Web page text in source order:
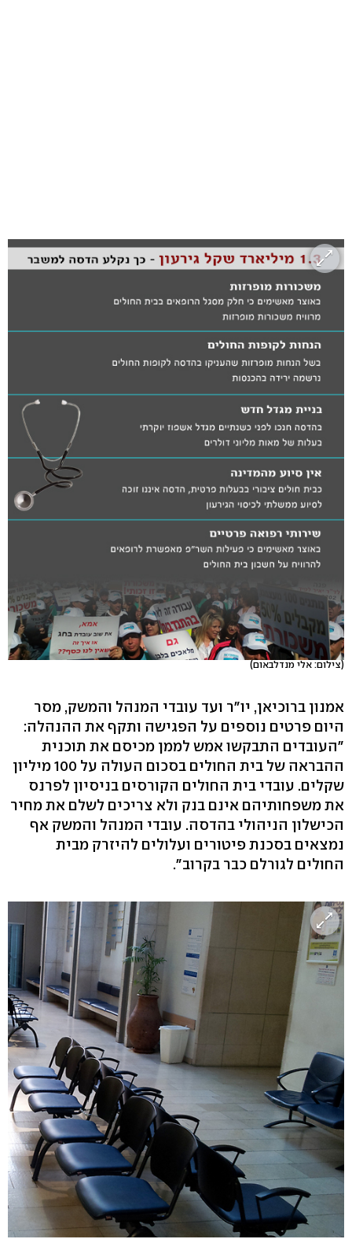
(צילום: אלי מנדלבאום)
אמנון ברוכיאן, יו"ר ועד עובדי המנהל והמשק, מסר
היום פרטים נוספים על הפגישה ותקף את ההנהלה:
"העובדים התבקשו אמש לממן מכיסם את תוכנית
ההבראה של בית החולים בסכום העולה על 100 מיליון
שקלים. עובדי בית החולים הקורסים בניסיון לפרנס
את משפחותיהם אינם בנק ולא צריכים לשלם את מחיר
הכישלון הניהולי בהדסה. עובדי המנהל והמשק אף
נמצאים בסכנת פיטורים ועלולים להיזרק מבית
החולים לגורלם כבר בקרוב".